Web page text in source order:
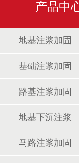
产品中
地基注浆加固
基础注浆加固
路基注浆加固
地基下沉注浆
马路注浆加固